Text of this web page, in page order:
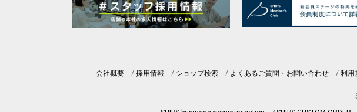
会社概要
採用情報 ショップ検索 よくあるご質問・お問い合わせ 利用